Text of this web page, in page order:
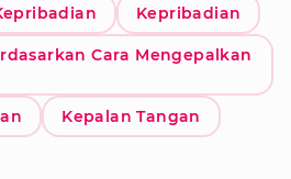
Kepribadian
Cara Mengepalkan
Kepalan Tangan